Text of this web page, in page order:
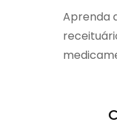
Aprenda